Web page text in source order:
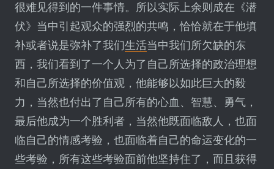
很难见得到的一件事情。所以实际上余则成在《潜
伏》当中引起观众的强烈的共鸣，恰恰就在于他填
补或者说是弥补了我们生活当中我们所欠缺的东
西，我们看到了一个人为了自己所选择的政治理想
和自己所选择的价值观，他能够以如此巨大的毅
力，当然也付出了自己所有的心血、智慧、勇气，
最后他成为一个胜利者，当然他既面临敌人，也面
临自己的情感考验，也面临着自己的命运变化的一
些考验，所有这些考验面前他坚持住了，而且获得